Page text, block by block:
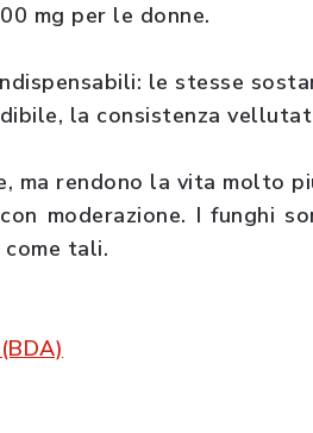
mg per le donne.
le stesse
la consistenza
ma rendono la vita molto
moderazione. I funghi
tali.